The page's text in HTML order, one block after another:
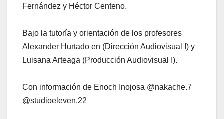
Fernández y Héctor Centeno.
Bajo la tutoría y orientación de los profesores
Alexander Hurtado en (Dirección Audiovisual I) y
Luisana Arteaga (Producción Audiovisual I).
Con información de Enoch Inojosa @nakache.7
@studioeleven.22